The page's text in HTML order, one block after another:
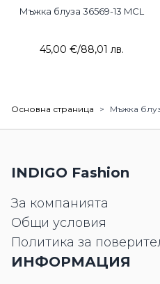
Мъжка блуза 36569-13 MCL
45,00 €/88,01 лв.
Основна страница > Мъжка
INDIGO Fashion
За компанията
Общи условия
Политика за
ИНФОРМАЦИЯ